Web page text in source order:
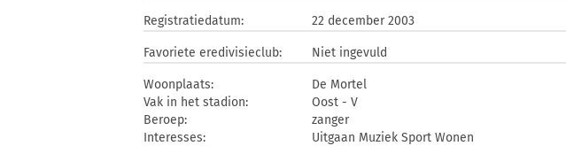
Registratiedatum: 22 december 2003
Favoriete eredivisieclub: Niet ingevuld
Woonplaats:
De Mortel
Vak in het stadion:
Oost - V
Beroep:
zanger
Interesses:
Uitgaan Muziek Sport Wonen